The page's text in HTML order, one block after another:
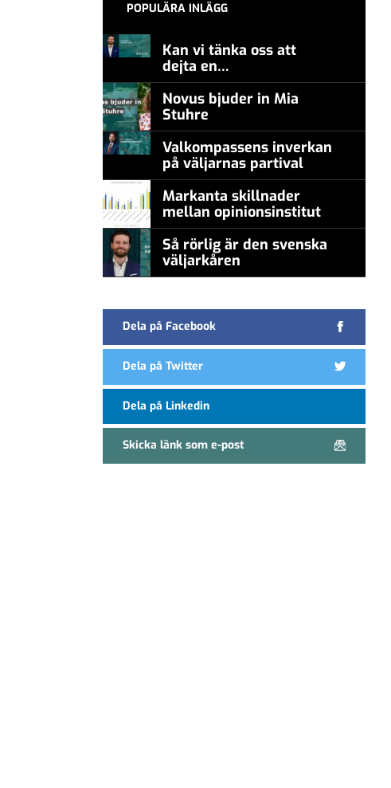
POPULÄRA INLÄGG
Kan vi tänka oss att
dejta en
meningsmotståndare?
Novus bjuder in Mia
Stuhre
Valkompassens inverkan
på väljarnas partival
Markanta skillnader
mellan opinionsinstitut
Så rörlig är den svenska
väljarkåren
Dela på Facebook
Dela på Twitter
Dela på Linkedin
Skicka länk som e-post